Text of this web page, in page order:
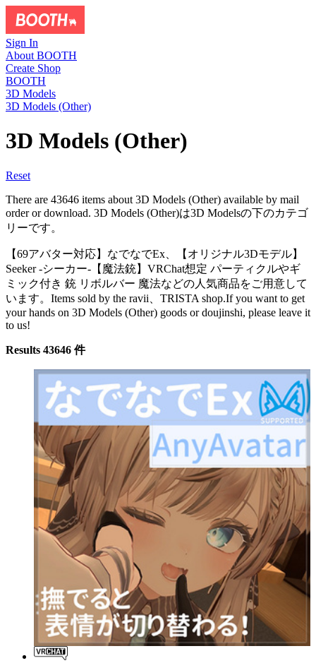
Sign In
About BOOTH
Create Shop
BOOTH
3D Models
3D Models (Other)
3D Models (Other)
Reset
There are 43646 items about 3D Models (Other) available by mail
order or download. 3D Models (Other)は3D Modelsの下のカテゴ
リーです。
【69アバター対応】なでなでEx、【オリジナル3Dモデル】
Seeker -シーカー-【魔法銃】VRChat想定 パーティクルやギ
ミック付き 銃 リボルバー 魔法などの人気商品をご用意して
います。Items sold by the ravii、TRISTA shop.If you want to get
your hands on 3D Models (Other) goods or doujinshi, please leave it
to us!
Results 43646 件